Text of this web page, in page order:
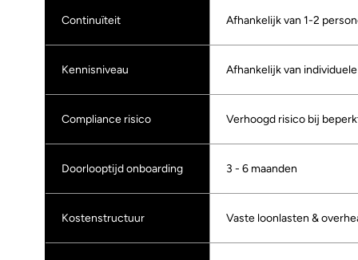
Continuïteit Afhankelijk van 1-2
Kennisniveau Afhankelijk van
Compliance risico Verhoogd risico bij
Doorlooptijd onboarding 3 - 6 maanden
Kostenstructuur Vaste loonlasten &